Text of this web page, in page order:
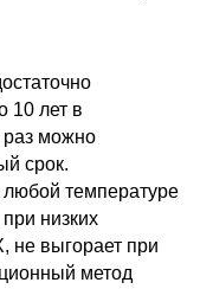
10 лет в
можно
срок.
любой температуре
низких
не выгорает при
метод